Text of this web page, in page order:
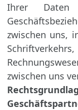
Ihrer
zwischen uns,
zwischen uns